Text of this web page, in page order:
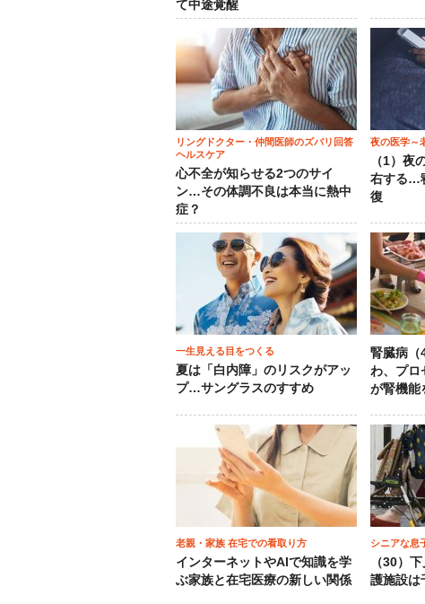
て中途覚醒
リングドクター・仲間医師のズバリ回答
ヘルスケア
心不全が知らせる2つのサイ
ン…その体調不良は本当に熱中
症？
夜の医学～
（1）夜
右する…
復
一生見える目をつくる
夏は「白内障」のリスクがアッ
プ…サングラスのすすめ
腎臓病（
わ、プロ
が腎機能
老親・家族 在宅での看取り方
インターネットやAIで知識を学
ぶ家族と在宅医療の新しい関係
シニアな息
（30）
護施設は